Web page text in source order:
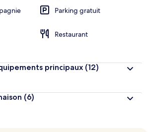
Parking gratuit
Restaurant
principaux (12)
(6)